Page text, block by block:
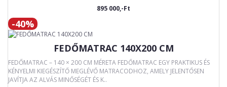
895 000,-Ft
-40%
FEDŐMATRAC 140X200 CM
FEDŐMATRAC – 140 × 200 CM MÉRETA FEDŐMATRAC EGY PRAKTIKUS ÉS
KÉNYELMI KIEGÉSZÍTŐ MEGLÉVŐ MATRACODHOZ, AMELY JELENTŐSEN
JAVÍTJA AZ ALVÁS MINŐSÉGÉT ÉS K..